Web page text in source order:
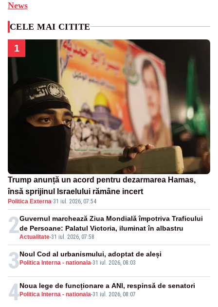
News
CELE MAI CITITE
1
Trump anunță un acord pentru dezarmarea Hamas,
însă sprijinul Israelului rămâne incert
Politica Externa·31 iul. 2026, 07:54
2Actualitate-31 iul. 2026, 07:58
Guvernul marchează Ziua Mondială împotriva Traficului
de Persoane: Palatul Victoria, iluminat în albastru
3 Politica Interna - nationala-31 iul. 2026, 08:03
Noul Cod al urbanismului, adoptat de aleși
4 Politica Interna - nationala-31 iul. 2026, 08:07
Noua lege de funcționare a ANI, respinsă de senatori